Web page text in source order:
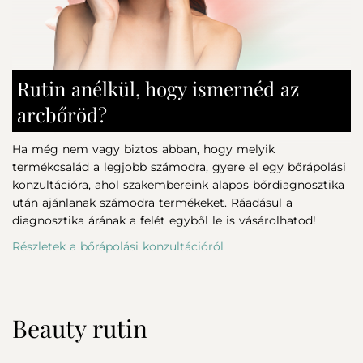
Beauty rutin
Rutin anélkül, hogy ismernéd az
arcbőröd?
Ha még nem vagy biztos abban, hogy melyik
termékcsalád a legjobb számodra, gyere el egy bőrápolási
konzultációra, ahol szakembereink alapos bőrdiagnosztika
után ajánlanak számodra termékeket. Ráadásul a
diagnosztika árának a felét egyből le is vásárolhatod!
Részletek a bőrápolási konzultációról
Magas fényvédelem: SPF 30, széles spektrumú UVA
és UVB szűrőkkel.
Habos textúra: Puha, krémes mousse, amely könnyen
eloszlatható a bőrön.
Hidratáló és ragyogást fokozó hatás: már az első
alkalmazás után kellemes komfortérzetet biztosít.
Természetes összetevők: növényi olajokat és
narancsvirág illóolajat tartalmaz.
Környezetbarát formula: nem tartalmaz
nanopartikulákat, óvja a tengeri ökoszisztémát,
összhangban a Hawaii korallvédelmi előírásokkal.
Tekintsd át napozó katalógusunkat a további
cinnamal, Benzaldehyde